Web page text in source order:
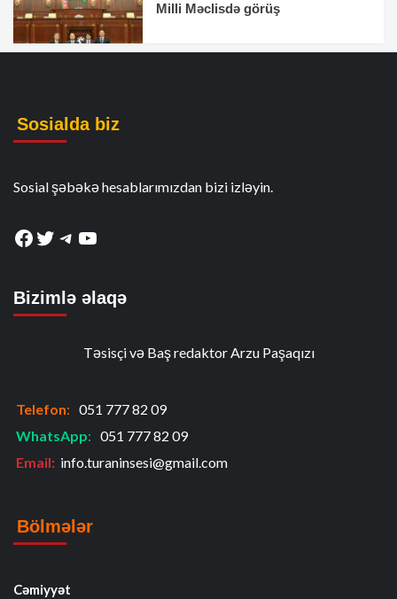
Milli Məclisdə görüş
Sosialda biz
Sosial şəbəkə hesablarımızdan bizi izləyin.
Facebook
Twitter
Telegram
YouTube
Bizimlə əlaqə
Təsisçi və Baş redaktor Arzu Paşaqızı
Telefon: 051 777 82 09
WhatsApp: 051 777 82 09
Email: info.turaninsesi@gmail.com
Bölmələr
Cəmiyyət